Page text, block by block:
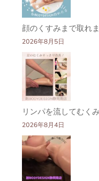
顔のくすみまで取れ
2026年8月5日
リンパを流してむく
2026年8月4日